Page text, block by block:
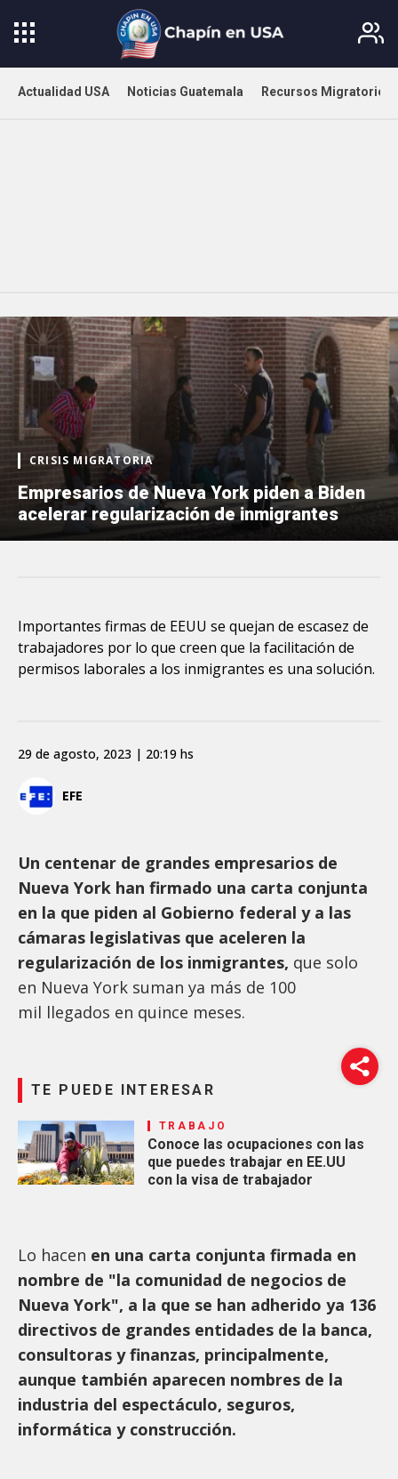
Actualidad USA Noticias Guatemala Recursos Migratorios
CRISIS MIGRATORIA
Empresarios de Nueva York piden a Biden
acelerar regularización de inmigrantes
Importantes firmas de EEUU se quejan de escasez de
trabajadores por lo que creen que la facilitación de
permisos laborales a los inmigrantes es una solución.
EFE
29 de agosto, 2023 | 20:19 hs
Un centenar de grandes empresarios de
Nueva York han firmado una carta conjunta
en la que piden al Gobierno federal y a las
cámaras legislativas que aceleren la
regularización de los inmigrantes, que solo
en Nueva York suman ya más de 100
mil llegados en quince meses.
TE PUEDE INTERESAR
TRABAJO
Conoce las ocupaciones con las
que puedes trabajar en EE.UU
con la visa de trabajador
Lo hacen en una carta conjunta firmada en
nombre de "la comunidad de negocios de
Nueva York", a la que se han adherido ya 136
directivos de grandes entidades de la banca,
consultoras y finanzas, principalmente,
aunque también aparecen nombres de la
industria del espectáculo, seguros,
informática y construcción.